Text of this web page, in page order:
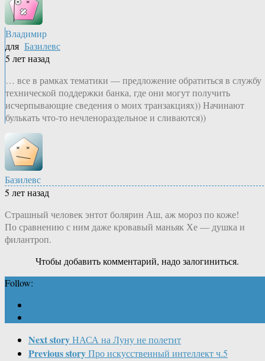
Владимир
для Базилевс
5 лет назад
… все в рамках тематики — предложение обратиться в службу
технической поддержки банка, где они могут получить
исчерпывающие сведения о моих транзакциях)) Начинают
булькать что-то нечленораздельное и сливаются))
Базилевс
5 лет назад
Страшный человек энтот болярин Аш, аж мороз по коже!
По сравнению с ним даже кровавый маньяк Хе — душка и
филантроп.
Чтобы добавить комментарий, надо залогиниться.
Follow:
Next storyНАСА на Луну не полетит
Previous storyПро искусственный интеллект ч.5